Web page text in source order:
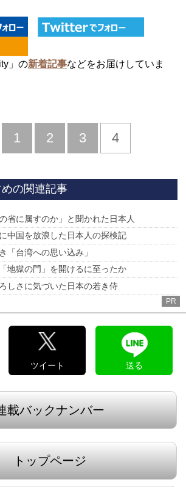
」の新着記事などをお届けしていま
前
1 2 3 4
の関連記事
省に属すのか」と聞かれた日本人
中国を放浪した日本人の探検記
「台湾への思い込み」
地獄の門」を開けるに至ったか
しさに気づいた日本の若き侍
PR
ツイート 送る
載バックナンバー
トップページ